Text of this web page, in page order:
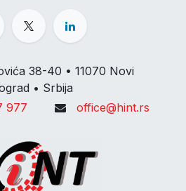
38-40 • 11070 Novi
• Srbija
977
office@hint.rs